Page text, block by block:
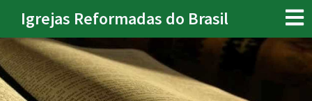
Igrejas Reformadas do Brasil